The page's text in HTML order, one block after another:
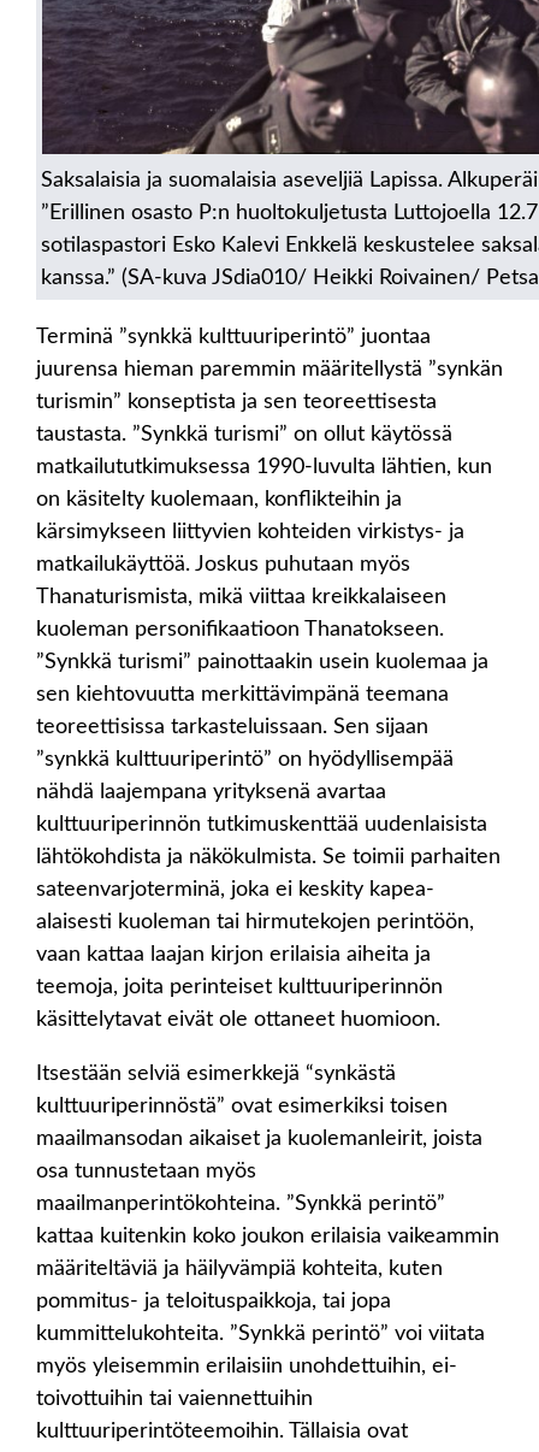
Saksalaisia ja suomalaisia aseveljiä Lapissa.
”Erillinen osasto P:n huoltokuljetusta Luttojoella
sotilaspastori Esko Kalevi Enkkelä keskustelee
kanssa.” (SA-kuva JSdia010/ Heikki Roivainen/
Terminä ”synkkä kulttuuriperintö” juontaa
juurensa hieman paremmin määritellystä ”synkän
turismin” konseptista ja sen teoreettisesta
taustasta. ”Synkkä turismi” on ollut käytössä
matkailututkimuksessa 1990-luvulta lähtien, kun
on käsitelty kuolemaan, konflikteihin ja
kärsimykseen liittyvien kohteiden virkistys- ja
matkailukäyttöä. Joskus puhutaan myös
Thanaturismista, mikä viittaa kreikkalaiseen
kuoleman personifikaatioon Thanatokseen.
”Synkkä turismi” painottaakin usein kuolemaa ja
sen kiehtovuutta merkittävimpänä teemana
teoreettisissa tarkasteluissaan. Sen sijaan
”synkkä kulttuuriperintö” on hyödyllisempää
nähdä laajempana yrityksenä avartaa
kulttuuriperinnön tutkimuskenttää uudenlaisista
lähtökohdista ja näkökulmista. Se toimii parhaiten
sateenvarjoterminä, joka ei keskity kapea-
alaisesti kuoleman tai hirmutekojen perintöön,
vaan kattaa laajan kirjon erilaisia aiheita ja
teemoja, joita perinteiset kulttuuriperinnön
käsittelytavat eivät ole ottaneet huomioon.
Itsestään selviä esimerkkejä “synkästä
kulttuuriperinnöstä” ovat esimerkiksi toisen
maailmansodan aikaiset ja kuolemanleirit, joista
osa tunnustetaan myös
maailmanperintökohteina. ”Synkkä perintö”
kattaa kuitenkin koko joukon erilaisia vaikeammin
määriteltäviä ja häilyvämpiä kohteita, kuten
pommitus- ja teloituspaikkoja, tai jopa
kummittelukohteita. ”Synkkä perintö” voi viitata
myös yleisemmin erilaisiin unohdettuihin, ei-
toivottuihin tai vaiennettuihin
kulttuuriperintöteemoihin. Tällaisia ovat